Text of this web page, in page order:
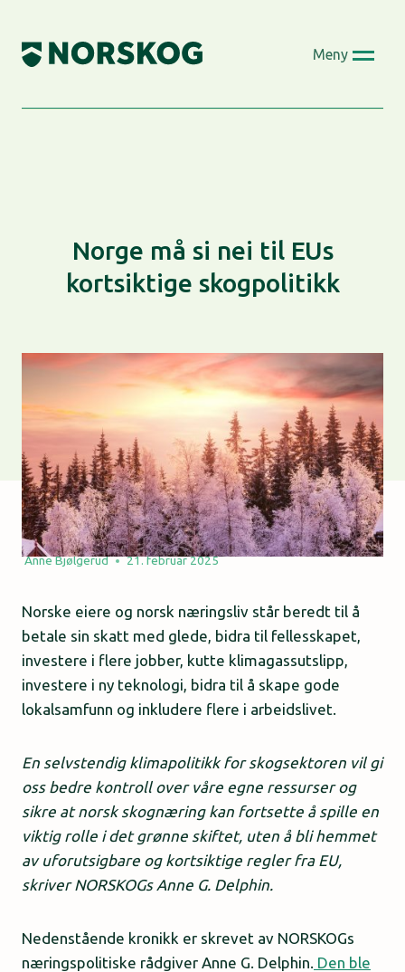
content
Meny
Norge må si nei til EUs
kortsiktige skogpolitikk
Anne Bjølgerud 21. februar 2025
Norske eiere og norsk næringsliv står beredt til å
betale sin skatt med glede, bidra til fellesskapet,
investere i flere jobber, kutte klimagassutslipp,
investere i ny teknologi, bidra til å skape gode
lokalsamfunn og inkludere flere i arbeidslivet.
En selvstendig klimapolitikk for skogsektoren vil gi
oss bedre kontroll over våre egne ressurser og
sikre at norsk skognæring kan fortsette å spille en
viktig rolle i det grønne skiftet, uten å bli hemmet
av uforutsigbare og kortsiktige regler fra EU,
skriver NORSKOGs Anne G. Delphin.
Nedenstående kronikk er skrevet av NORSKOGs
næringspolitiske rådgiver Anne G. Delphin. Den ble